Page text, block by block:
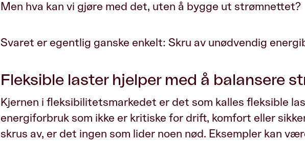
Men hva kan vi gjøre med det, uten å bygge ut strømnettet?
Svaret er egentlig ganske enkelt: Skru av unødvendig
Fleksible laster hjelper med å balansere
Kjernen i fleksibilitetsmarkedet er det som kalles fleksible
energiforbruk som ikke er kritiske for drift, komfort eller
skrus av, er det ingen som lider noen nød. Eksempler kan